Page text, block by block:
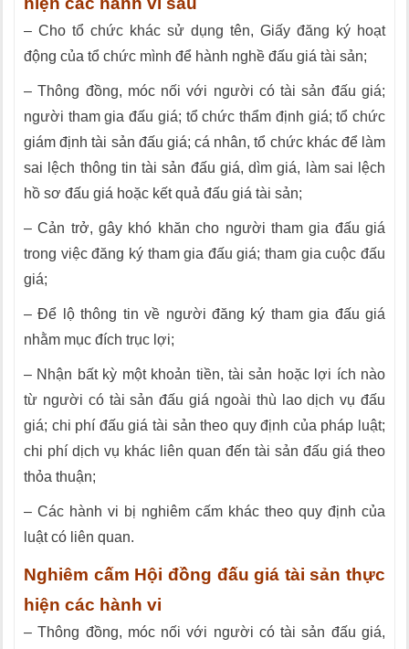
– Cho tổ chức khác sử dụng tên, Giấy đăng ký hoạt
động của tổ chức mình để hành nghề đấu giá tài sản;
– Thông đồng, móc nối với người có tài sản đấu giá;
người tham gia đấu giá; tổ chức thẩm định giá; tổ chức
giám định tài sản đấu giá; cá nhân, tổ chức khác để làm
sai lệch thông tin tài sản đấu giá, dìm giá, làm sai lệch
hồ sơ đấu giá hoặc kết quả đấu giá tài sản;
– Cản trở, gây khó khăn cho người tham gia đấu giá
trong việc đăng ký tham gia đấu giá; tham gia cuộc đấu
giá;
– Để lộ thông tin về người đăng ký tham gia đấu giá
nhằm mục đích trục lợi;
– Nhận bất kỳ một khoản tiền, tài sản hoặc lợi ích nào
từ người có tài sản đấu giá ngoài thù lao dịch vụ đấu
giá; chi phí đấu giá tài sản theo quy định của pháp luật;
chi phí dịch vụ khác liên quan đến tài sản đấu giá theo
thỏa thuận;
– Các hành vi bị nghiêm cấm khác theo quy định của
luật có liên quan.
Nghiêm cấm Hội đồng đấu giá tài sản thực
hiện các hành vi
– Thông đồng, móc nối với người có tài sản đấu giá,